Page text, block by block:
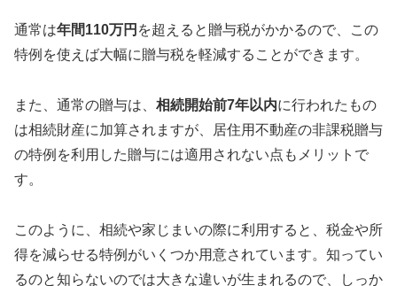
通常は年間110万円 を超えると贈与税がかかるので、この
特例を使えば大幅に贈与税を軽減することができます。
また、通常の贈与は、 相続開始前7年以内に行われたもの
は相続財産に加算されますが、居住用不動産の非課税贈与
の特例を利用した贈与には適用されない点もメリットで
す。
このように、相続や家じまいの際に利用すると、税金や所
得を減らせる特例がいくつか用意されています。知ってい
るのと知らないのでは大きな違いが生まれるので、しっか